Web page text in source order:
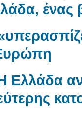
ένας
Ελλάδα